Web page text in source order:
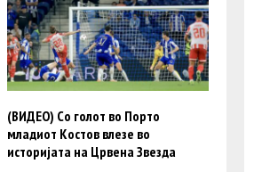
(ВИДЕО) Со голот во Порто
младиот Костов влезе во
историјата на Црвена Звезда